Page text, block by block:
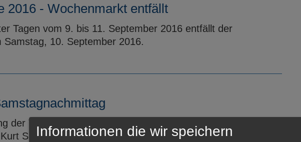
2016 - Wochenmarkt entfällt
Tagen vom 9. bis 11. September 2016 entfällt der
Samstag, 10. September 2016.
der Tourist-Information Aalen findet am Samstag, 3.
Seifert führt im Kostüm des Aalener Spions durch die
Informationen die wir speichern